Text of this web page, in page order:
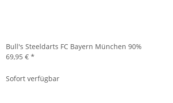
Bull's Steeldarts FC Bayern München 90%
69,95 € *
Sofort verfügbar